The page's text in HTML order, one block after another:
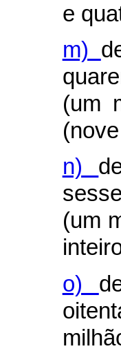
e
m)
(um
n)
(um
o)